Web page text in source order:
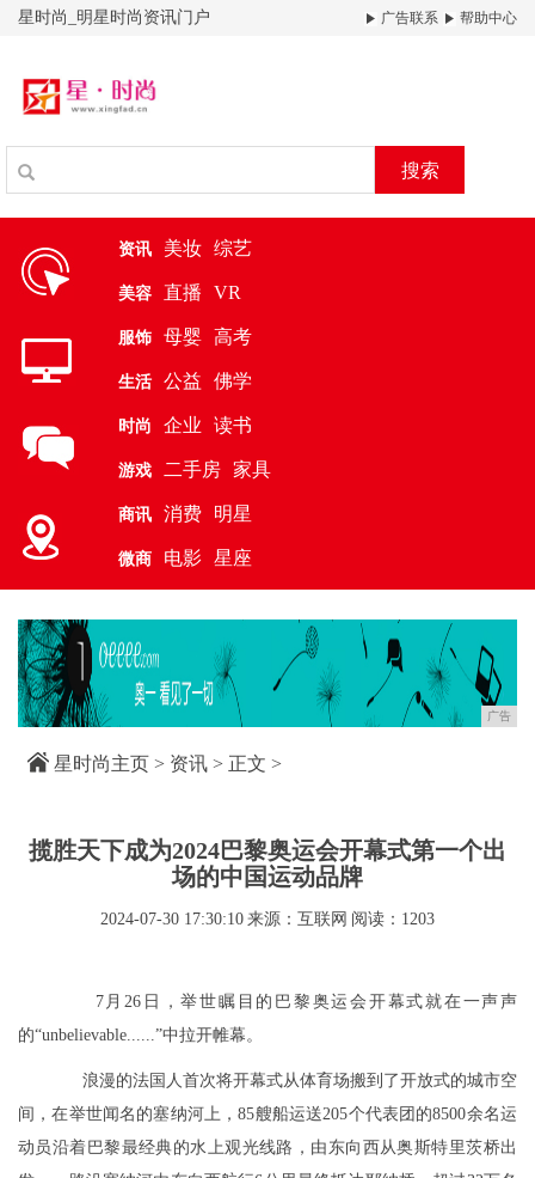
星时尚_明星时尚资讯门户 广告联系 帮助中心
搜索
资讯 美妆 综艺
美容 直播 VR
服饰 母婴 高考
生活 公益 佛学
时尚 企业 读书
游戏 二手房 家具
商讯 消费 明星
微商 电影 星座
广告
星时尚主页 > 资讯 > 正文 >
揽胜天下成为2024巴黎奥运会开幕式第一个出
场的中国运动品牌
2024-07-30 17:30:10 来源：互联网 阅读：1203
7月26日，举世瞩目的巴黎奥运会开幕式就在一声声
的“unbelievable......”中拉开帷幕。
浪漫的法国人首次将开幕式从体育场搬到了开放式的城市空
间，在举世闻名的塞纳河上，85艘船运送205个代表团的8500余名运
动员沿着巴黎最经典的水上观光线路，由东向西从奥斯特里茨桥出